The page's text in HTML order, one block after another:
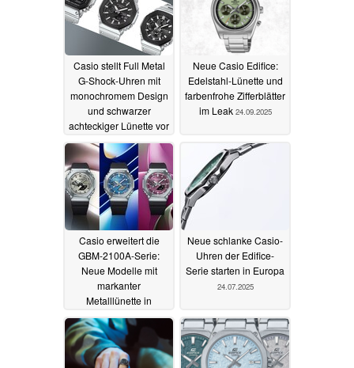
Casio stellt Full Metal
G-Shock-Uhren mit
monochromem Design
und schwarzer
achteckiger Lünette vor
06.10.2025
Neue Casio Edifice:
Edelstahl-Lünette und
farbenfrohe Zifferblätter
im Leak 24.09.2025
Casio erweitert die
GBM-2100A-Serie:
Neue Modelle mit
markanter
Metalllünette in
weiteren Ländern
erhältlich18.08.2025
Neue schlanke Casio-
Uhren der Edifice-
Serie starten in Europa
24.07.2025